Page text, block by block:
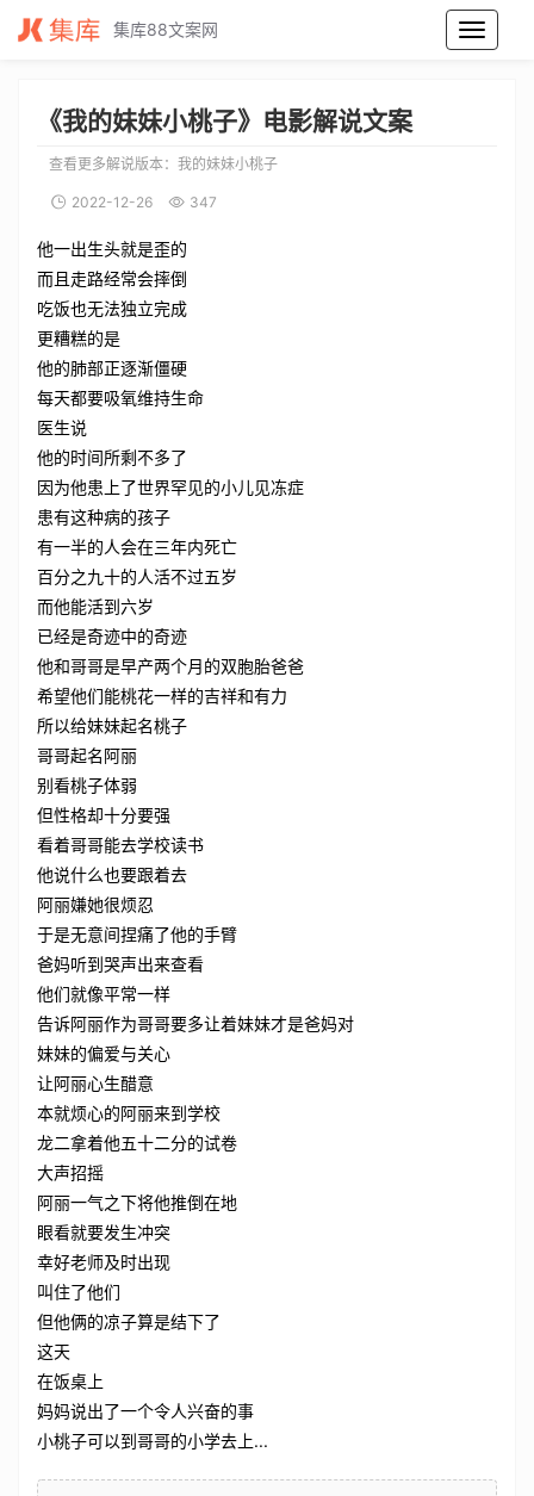
我的妹妹小桃子电影解说文案_我的妹妹小桃子电影解说词_我的妹妹小桃子电影解说稿
集库88文案网
《我的妹妹小桃子》电影解说文案
查看更多解说版本： 我的妹妹小桃子
2022-12-26 347
他一出生头就是歪的
而且走路经常会摔倒
吃饭也无法独立完成
更糟糕的是
他的肺部正逐渐僵硬
每天都要吸氧维持生命
医生说
他的时间所剩不多了
因为他患上了世界罕见的小儿见冻症
患有这种病的孩子
有一半的人会在三年内死亡
百分之九十的人活不过五岁
而他能活到六岁
已经是奇迹中的奇迹
他和哥哥是早产两个月的双胞胎爸爸
希望他们能桃花一样的吉祥和有力
所以给妹妹起名桃子
哥哥起名阿丽
别看桃子体弱
但性格却十分要强
看着哥哥能去学校读书
他说什么也要跟着去
阿丽嫌她很烦忍
于是无意间捏痛了他的手臂
爸妈听到哭声出来查看
他们就像平常一样
告诉阿丽作为哥哥要多让着妹妹才是爸妈对
妹妹的偏爱与关心
让阿丽心生醋意
本就烦心的阿丽来到学校
龙二拿着他五十二分的试卷
大声招摇
阿丽一气之下将他推倒在地
眼看就要发生冲突
幸好老师及时出现
叫住了他们
但他俩的凉子算是结下了
这天
在饭桌上
妈妈说出了一个令人兴奋的事
小桃子可以到哥哥的小学去上...